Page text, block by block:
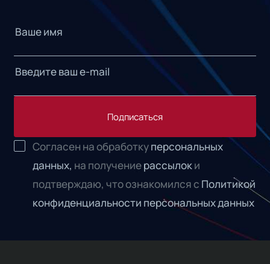
Подписаться
Согласен на обработкуперсональных
данных, на получениерассылоки
подтверждаю, что ознакомился с Политикой
конфиденциальности персональных данных